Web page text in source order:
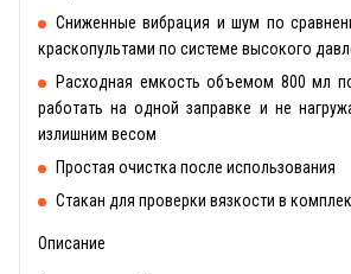
Сниженные вибрация и шум по
краскопультами по системе высокого
Расходная емкость объемом 800 мл
работать на одной заправке и не
излишним весом
Простая очистка после использования
Стакан для проверки вязкости в
Описание